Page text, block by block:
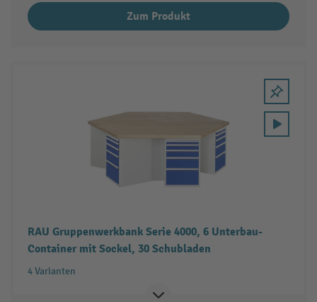
Zum Produkt
RAU Gruppenwerkbank Serie 4000, 6 Unterbau-
Container mit Sockel, 30 Schubladen
4 Varianten